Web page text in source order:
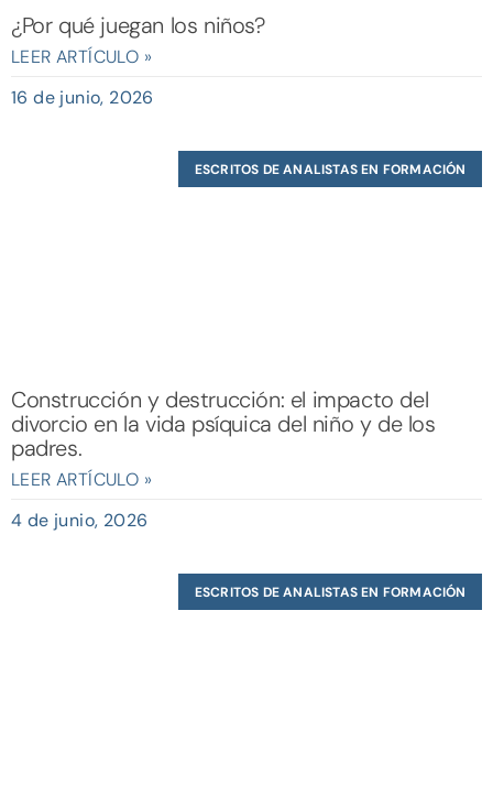
¿Por qué juegan los niños?
LEER ARTÍCULO »
16 de junio, 2026
ESCRITOS DE ANALISTAS EN FORMACIÓN
Construcción y destrucción: el impacto del
divorcio en la vida psíquica del niño y de los
padres.
LEER ARTÍCULO »
4 de junio, 2026
ESCRITOS DE ANALISTAS EN FORMACIÓN